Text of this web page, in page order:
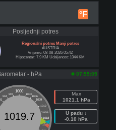
°F
Posljednji potres
Regionalni potres Manji potres
AUSTRIA
Vrijeme: 08-08-2026 05:42
Hipocentar: 7.9 KM Udaljenost: 1044 KM
- hPa 07:55:05
1000
997 1003
994
1006
1009
1012
1015
1018
1021
1019.7
Max
1021.1 hPa
U padu ↓
-0.10 hPa